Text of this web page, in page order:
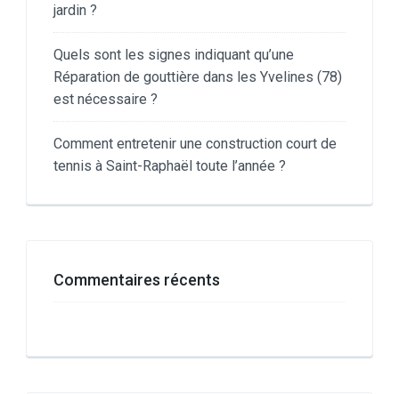
jardin ?
Quels sont les signes indiquant qu’une
Réparation de gouttière dans les Yvelines (78)
est nécessaire ?
Comment entretenir une construction court de
tennis à Saint-Raphaël toute l’année ?
Commentaires récents